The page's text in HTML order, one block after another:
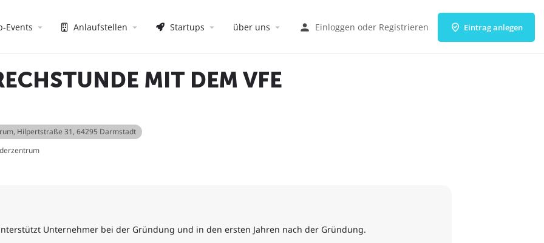
Events Anlaufstellen Startups über uns Einloggen oder Registrieren Eintrag anlegen
MIT DEM VFE
, Hilpertstraße 31, 64295 Darmstadt
Unternehmer bei der Gründung und in den ersten Jahren nach der Gründung.